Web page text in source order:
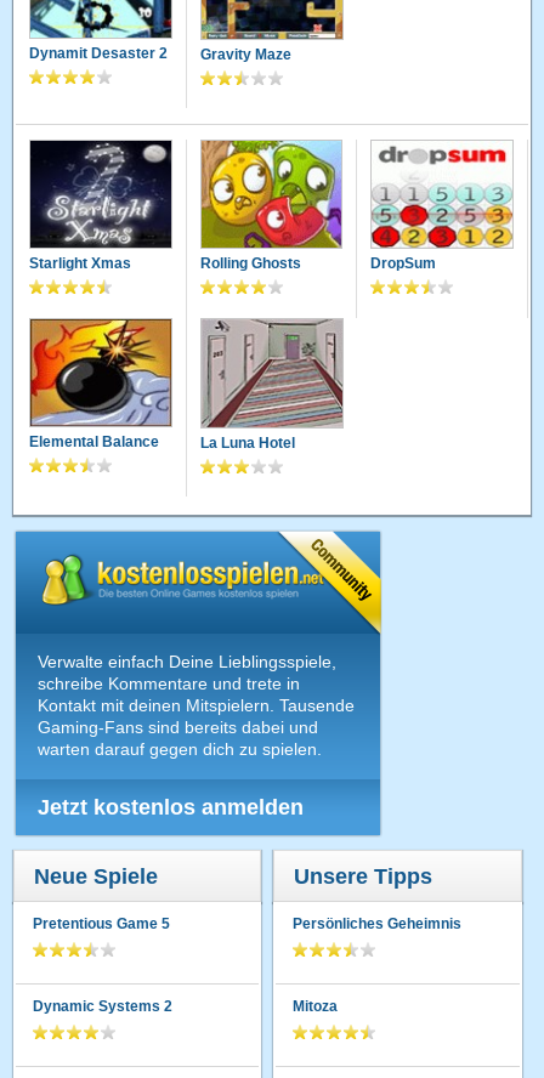
Dynamit Desaster 2 Gravity Maze
Starlight Xmas Rolling Ghosts DropSum
Elemental Balance La Luna Hotel
Verwalte einfach Deine Lieblingsspiele,
schreibe Kommentare und trete in
Kontakt mit deinen Mitspielern. Tausende
Gaming-Fans sind bereits dabei und
warten darauf gegen dich zu spielen.
Jetzt kostenlos anmelden
Neue Spiele
Pretentious Game 5
Dynamic Systems 2
Unsere Tipps
Persönliches Geheimnis
Mitoza